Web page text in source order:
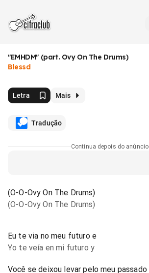
"EMHDM" (part. Ovy On The Drums)
Blessd
Letra Mais
Tradução
Continua depois do anúncio
(O-O-Ovy On The Drums)
(O-O-Ovy On The Drums)
Eu te via no meu futuro e
Yo te veía en mi futuro y
Você se deixou levar pelo meu passado